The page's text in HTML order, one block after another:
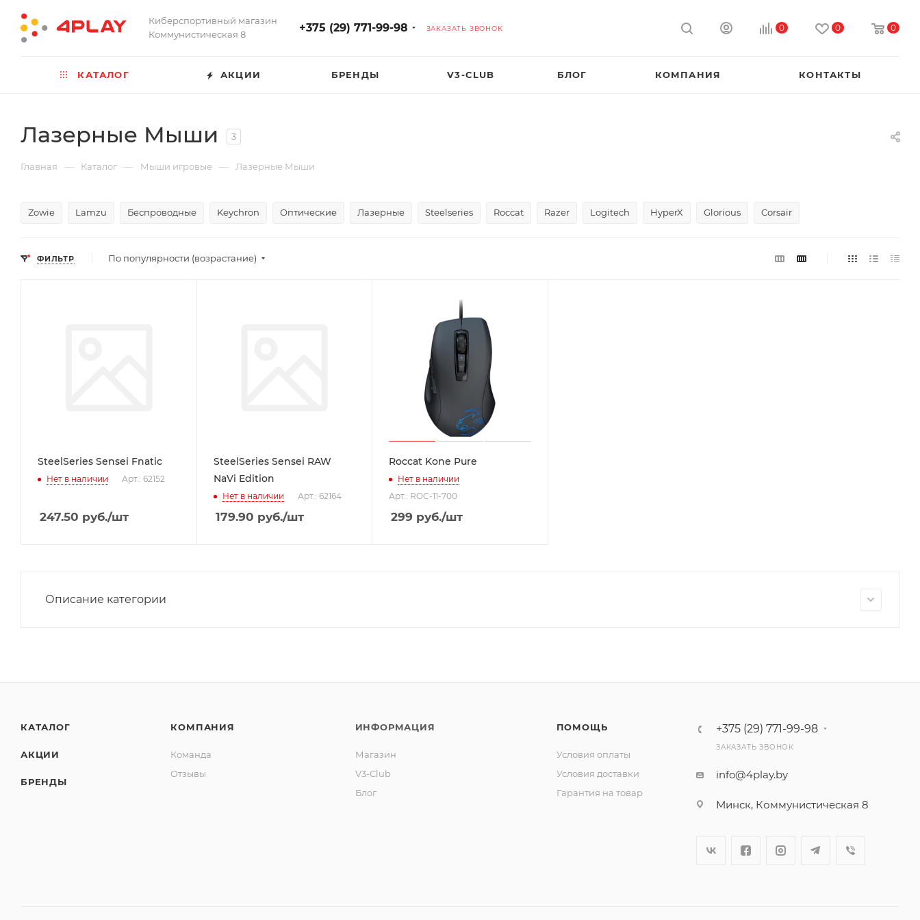
Киберспортивный магазин
Коммунистическая 8
+375 (29) 771-99-98 ЗАКАЗАТЬ ЗВОНОК 0 0 0
КАТАЛОГ АКЦИИ БРЕНДЫ V3-CLUB БЛОГ КОМПАНИЯ КОНТАКТЫ
Лазерные Мыши 3
Главная — Каталог — Мыши игровые — Лазерные Мыши
Zowie Lamzu Беспроводные Keychron Оптические Лазерные Steelseries Roccat Razer Logitech HyperX Glorious Corsair
ФИЛЬТР По популярности (возрастание)
SteelSeries Sensei Fnatic
Нет в наличии Арт.: 62152
247.50 руб./шт
SteelSeries Sensei RAW
NaVi Edition
Нет в наличии Арт.: 62164
179.90 руб./шт
Roccat Kone Pure
Нет в наличии
Арт.: ROC-11-700
299 руб./шт
Описание категории
КАТАЛОГ
АКЦИИ
БРЕНДЫ
КОМПАНИЯ
Команда
Отзывы
ИНФОРМАЦИЯ
Магазин
V3-Club
Блог
ПОМОЩЬ
Условия оплаты
Условия доставки
Гарантия на товар
+375 (29) 771-99-98
ЗАКАЗАТЬ ЗВОНОК
info@4play.by
Минск, Коммунистическая 8